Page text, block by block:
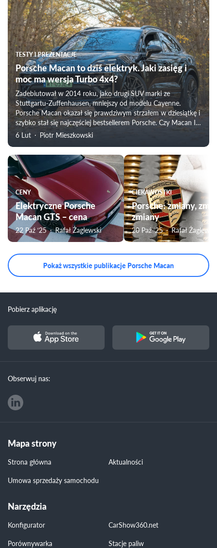
TESTY I PREZENTACJE
Porsche Macan to dziś elektryk. Jaki zasięg i
moc ma wersja Turbo 4x4?
Zadebiutował w 2014 roku, jako drugi SUV marki ze
Stuttgartu-Zuffenhausen, mniejszy od modelu Cayenne.
Porsche Macan okazał się prawdziwym strzałem w dziesiątkę i
szybko stał się najczęściej bestsellerem Porsche. Czy Macan II,
z napędem wyłącznie elektrycznym, powtórzy sukces
6 Lut Piotr Mieszkowski
CENY
Elektryczne Porsche
Macan GTS – cena
22 Paź ‘25 Rafał Żaglewski
CIEKAWOSTKI
Porsche: zmiany,
zmiany
20 Paź ‘25 Rafał Żaglewski
Pokaż wszystkie publikacje Porsche Macan
Pobierz aplikację
Obserwuj nas:
Mapa strony
Strona główna
Aktualności
Umowa sprzedaży samochodu
Narzędzia
Konfigurator
CarShow360.net
Porównywarka
Stacje paliw